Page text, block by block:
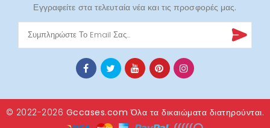
Εγγραφείτε στα τελευταία νέα και τις προσφορές μας.
© 2022-2026 Gccases.com Όλα τα δικαιώματα διατηρούνται.